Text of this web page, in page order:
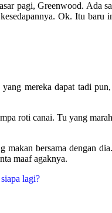
pagi, Greenwood. Ada
Ok. Itu baru
mereka dapat tadi
roti canai. Tu yang
makan bersama dengan
maaf agaknya.
lagi?